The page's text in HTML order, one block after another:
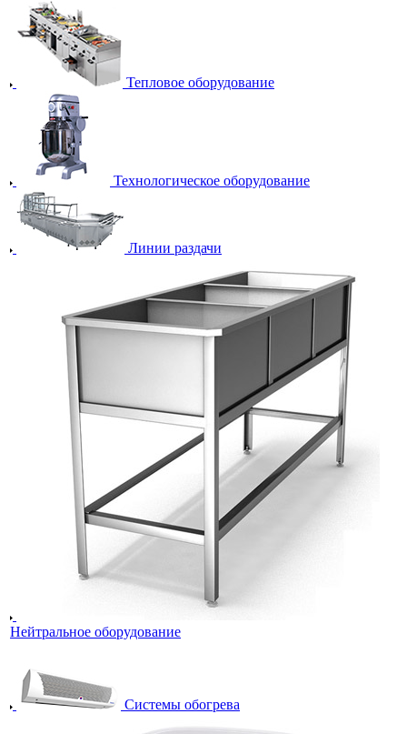
Тепловое оборудование
Технологическое оборудование
Линии раздачи
Нейтральное оборудование
Системы обогрева